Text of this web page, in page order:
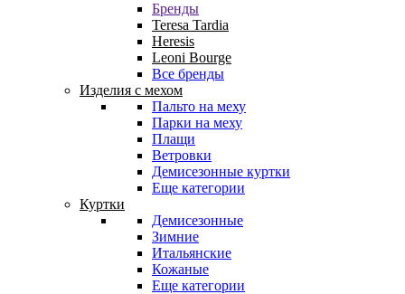
Бренды
Teresa Tardia
Heresis
Leoni Bourge
Все бренды
Изделия с мехом
Пальто на меху
Парки на меху
Плащи
Ветровки
Демисезонные куртки
Еще категории
Куртки
Демисезонные
Зимние
Итальянские
Кожаные
Еще категории